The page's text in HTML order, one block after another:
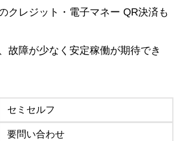
クレジット・電子マネー QR決済も
故障が少なく安定稼働が期待でき
セミセルフ
要問い合わせ